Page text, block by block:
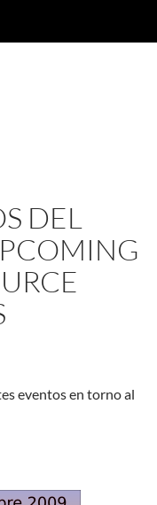
DEL
eventos en torno al